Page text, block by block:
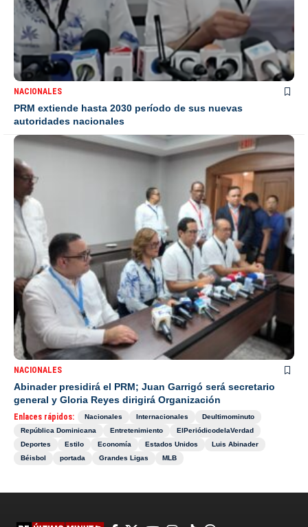
NACIONALES
PRM extiende hasta 2030 período de sus nuevas
autoridades nacionales
NACIONALES
Abinader presidirá el PRM; Juan Garrigó será secretario
general y Gloria Reyes dirigirá Organización
Enlaces rápidos: Nacionales Internacionales
Deultimominuto
República Dominicana
Entretenimiento
ElPeriódicodelaVerdad
Deportes
Estilo Economía Estados Unidos
Luis Abinader
Béisbol
portada Grandes Ligas MLB